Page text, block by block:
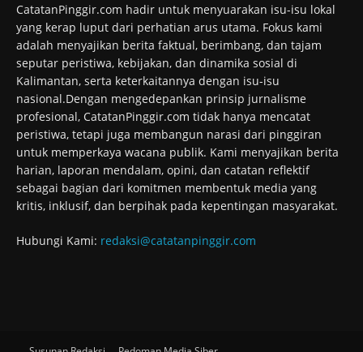
CatatanPinggir.com hadir untuk menyuarakan isu-isu lokal
yang kerap luput dari perhatian arus utama. Fokus kami
adalah menyajikan berita faktual, berimbang, dan tajam
seputar peristiwa, kebijakan, dan dinamika sosial di
Kalimantan, serta keterkaitannya dengan isu-isu
nasional.Dengan mengedepankan prinsip jurnalisme
profesional, CatatanPinggir.com tidak hanya mencatat
peristiwa, tetapi juga membangun narasi dari pinggiran
untuk memperkaya wacana publik. Kami menyajikan berita
harian, laporan mendalam, opini, dan catatan reflektif
sebagai bagian dari komitmen membentuk media yang
kritis, inklusif, dan berpihak pada kepentingan masyarakat.
Hubungi Kami: redaksi@catatanpinggir.com